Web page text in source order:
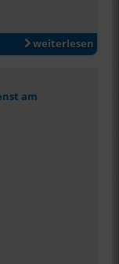
weiterlesen
am